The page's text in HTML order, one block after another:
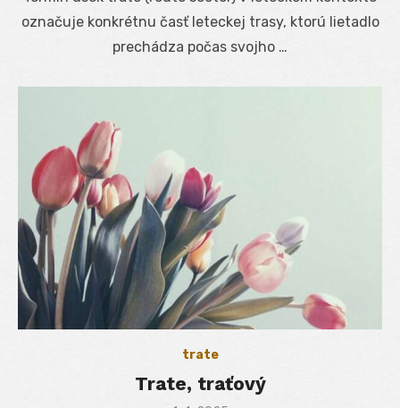
označuje konkrétnu časť leteckej trasy, ktorú lietadlo
prechádza počas svojho …
trate
Trate, traťový